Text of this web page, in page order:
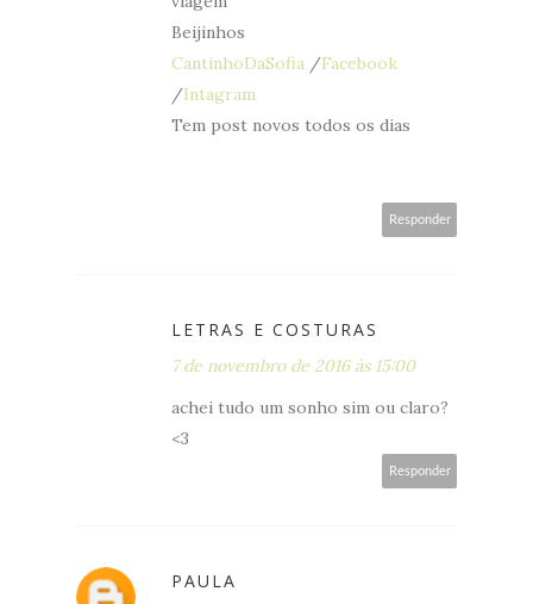
Beijinhos
CantinhoDaSofia /Facebook
/Intagram
Tem post novos todos os dias
Responder
LETRAS E COSTURAS
7 de novembro de 2016 às 15:00
achei tudo um sonho sim ou claro?
<3
Responder
PAULA